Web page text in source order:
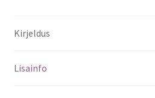
Kirjeldus
Lisainfo